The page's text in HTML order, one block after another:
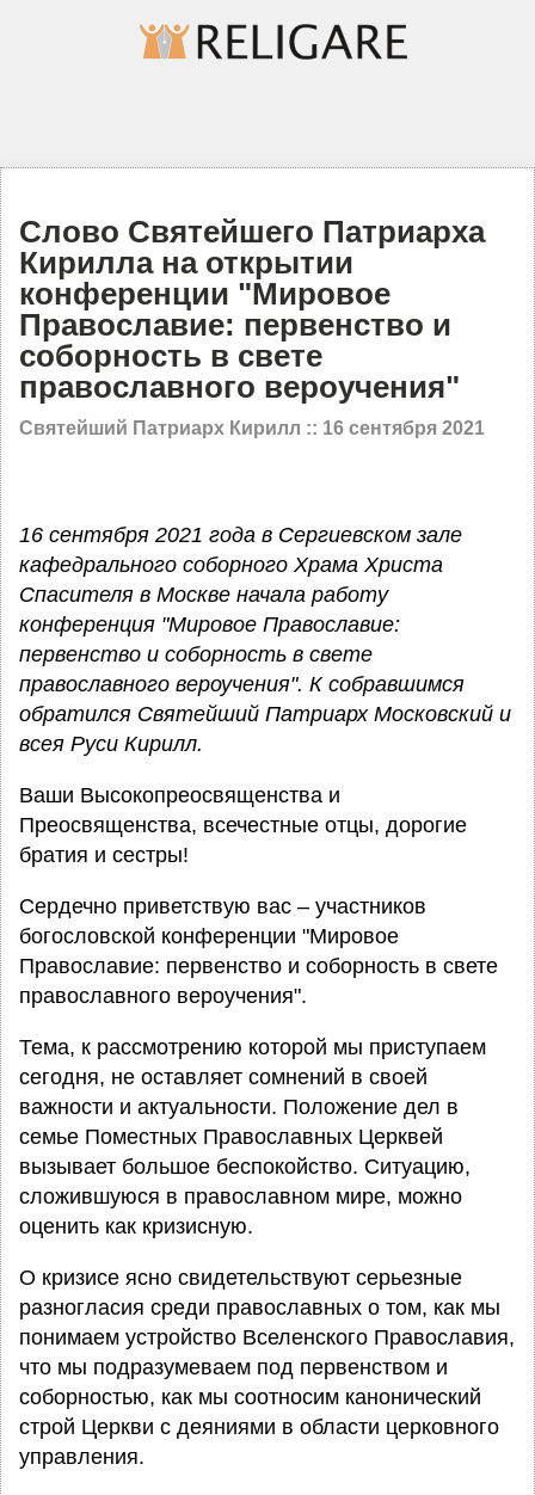
Слово Святейшего Патриарха
Кирилла на открытии
конференции "Мировое
Православие: первенство и
соборность в свете
православного вероучения"
Святейший Патриарх Кирилл :: 16 сентября 2021
16 сентября 2021 года в Сергиевском зале
кафедрального соборного Храма Христа
Спасителя в Москве начала работу
конференция "Мировое Православие:
первенство и соборность в свете
православного вероучения". К собравшимся
обратился Святейший Патриарх Московский и
всея Руси Кирилл.
Ваши Высокопреосвященства и
Преосвященства, всечестные отцы, дорогие
братия и сестры!
Сердечно приветствую вас – участников
богословской конференции "Мировое
Православие: первенство и соборность в свете
православного вероучения".
Тема, к рассмотрению которой мы приступаем
сегодня, не оставляет сомнений в своей
важности и актуальности. Положение дел в
семье Поместных Православных Церквей
вызывает большое беспокойство. Ситуацию,
сложившуюся в православном мире, можно
оценить как кризисную.
О кризисе ясно свидетельствуют серьезные
разногласия среди православных о том, как мы
понимаем устройство Вселенского Православия,
что мы подразумеваем под первенством и
соборностью, как мы соотносим канонический
строй Церкви с деяниями в области церковного
управления.